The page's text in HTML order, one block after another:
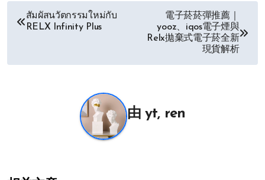
文
导
สัมผัสนวัตกรรมใหม่กับ
RELX Infinity Plus
電子菸菸彈推薦｜
yooz、iqos電子煙與
Relx拋棄式電子菸全新
現貨解析
由yt, ren